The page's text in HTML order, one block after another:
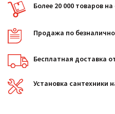
Более 20 000 товаров
Продажа по
Бесплатная доставка
Установка сантехники